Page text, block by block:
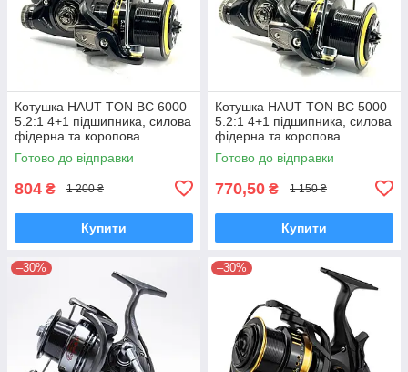
Котушка HAUT TON BC 6000
5.2:1 4+1 підшипника, силова
фідерна та коропова
Готово до відправки
804 ₴ 1 200 ₴
Купити
Котушка HAUT TON BC 5000
5.2:1 4+1 підшипника, силова
фідерна та коропова
Готово до відправки
770,50 ₴ 1 150 ₴
Купити
–30% –30%